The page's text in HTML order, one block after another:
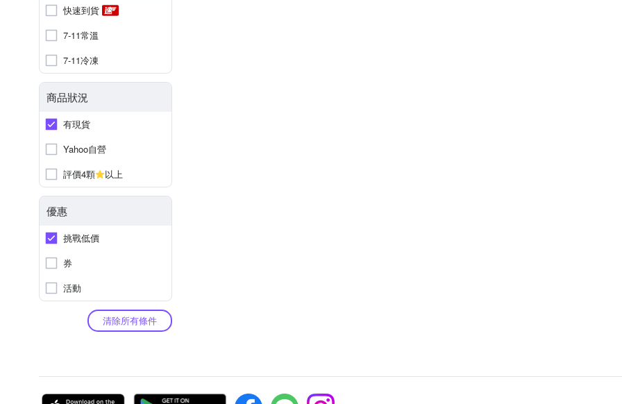
快速到貨
7-11常溫
7-11冷凍
商品狀況
有現貨
Yahoo自營
評價4顆
以上
優惠
挑戰低價
券
活動
清除所有條件